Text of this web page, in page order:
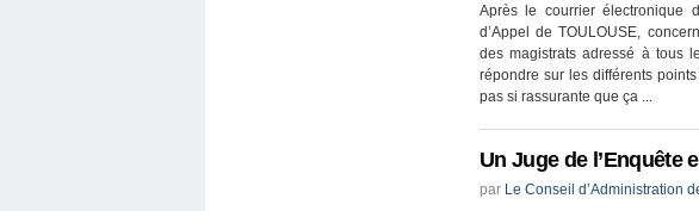
Après le courrier électronique
d’Appel de TOULOUSE,
des magistrats adressé à tous
répondre sur les différents
pas si rassurante que ça ...
Un Juge de l’Enquête
par Le Conseil d’Administration